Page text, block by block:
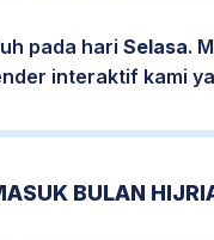
pada hari Selasa.
interaktif kami
BULAN